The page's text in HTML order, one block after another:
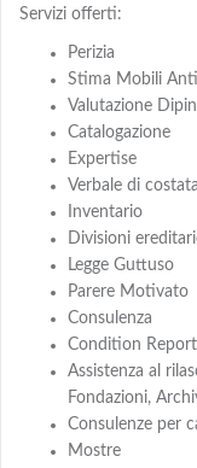
Servizi offerti:
Perizia
Stima Mobili
Valutazione
Catalogazione
Expertise
Verbale di
Inventario
Divisioni
Legge Guttuso
Parere Motivato
Consulenza
Condition Report
Assistenza al
Fondazioni,
Consulenze per
Mostre